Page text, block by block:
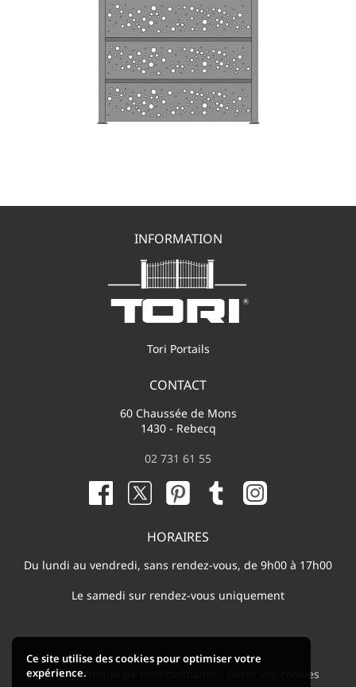
INFORMATION
Tori Portails
CONTACT
60 Chaussée de Mons
1430 - Rebecq
02 731 61 55
HORAIRES
Du lundi au vendredi, sans rendez-vous, de 9h00 à 17h00
Le samedi sur rendez-vous uniquement
F.A.Q-Politique de confidentialité Gèrer vos cookies
Ce site utilise des cookies pour optimiser votre
expérience.